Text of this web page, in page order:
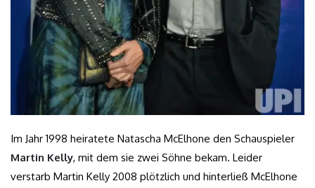
Im Jahr 1998 heiratete Natascha McElhone den Schauspieler
Martin Kelly, mit dem sie zwei Söhne bekam. Leider
verstarb Martin Kelly 2008 plötzlich und hinterließ McElhone